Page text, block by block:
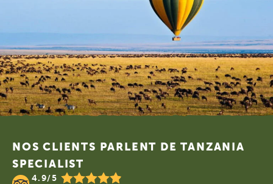
Footer
NOS CLIENTS PARLENT DE TANZANIA
SPECIALIST
4.9/5